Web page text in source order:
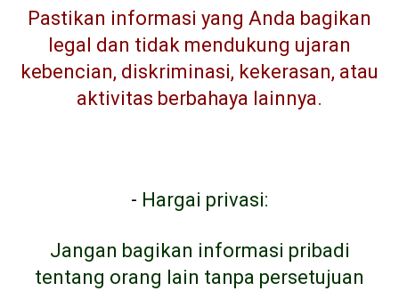
Pastikan informasi yang Anda bagikan
legal dan tidak mendukung ujaran
kebencian, diskriminasi, kekerasan, atau
aktivitas berbahaya lainnya.
- Hargai privasi:
Jangan bagikan informasi pribadi
tentang orang lain tanpa persetujuan